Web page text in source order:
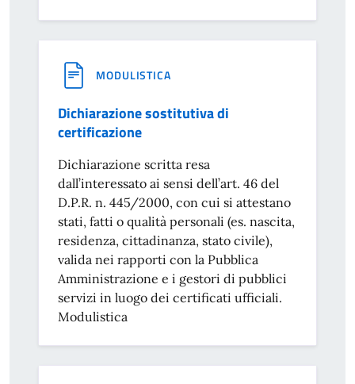
MODULISTICA
Dichiarazione sostitutiva di
certificazione
Dichiarazione scritta resa
dall’interessato ai sensi dell’art. 46 del
D.P.R. n. 445/2000, con cui si attestano
stati, fatti o qualità personali (es. nascita,
residenza, cittadinanza, stato civile),
valida nei rapporti con la Pubblica
Amministrazione e i gestori di pubblici
servizi in luogo dei certificati ufficiali.
Modulistica